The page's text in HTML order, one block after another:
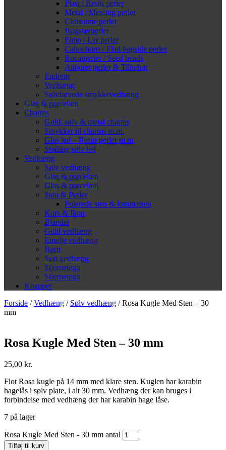
Plast / Resin perler
Metal / Messing perler
Cloisonne perler
Bogstavperler
Fimo / Ler perler
Cabochons / Flad bagside perler
Rocaiperler / Seed beads
Anboret perler & Tilbehør
Enderør
Vedhæng
Sølvfarvede smykkevedhæng
Glas & porcelæn
Charms
Guld, sølv & metal charms
Smykker til charms m.m.
Glas led – Resin perler m.m.
Sterling sølv led
Vedhæng
Sølv vedhæng
Glas & porcelæn
Glas & porcelæn
Sten & Perler
Polerede sten & lommesten
Kors & Ikon
Blandet
Guld vedhæng
Emalje vedhæng
Børn
Sort vedhæng
Stjernetegn
Stjernetegn
Knapper
Forside /Vedhæng / Sølv vedhæng / Rosa Kugle Med Sten – 30
mm
Rosa Kugle Med Sten – 30 mm
25,00 kr.
Flot Rosa kugle på 14 mm med klare sten. Kuglen har karabin
hagelås i sølv plate, i alt 30 mm. Vedhæng der kan bruges i
forbindelse med vedhæng der har karabin hage låse.
7 på lager
Rosa Kugle Med Sten - 30 mm antal
Tilføj til kurv